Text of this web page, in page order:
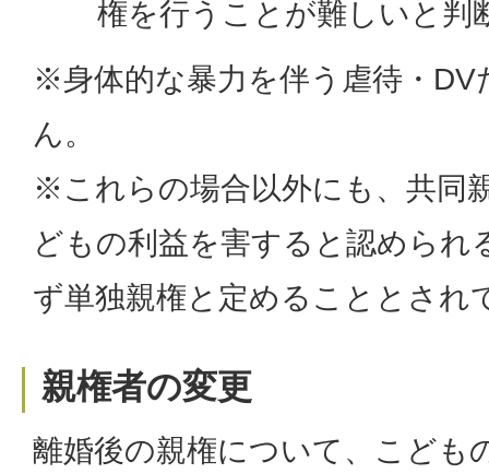
権を行うことが難しいと判
※身体的な暴力を伴う虐待・DV
ん。
※これらの場合以外にも、共同
どもの利益を害すると認められ
ず単独親権と定めることとされ
親権者の変更
離婚後の親権について、こども